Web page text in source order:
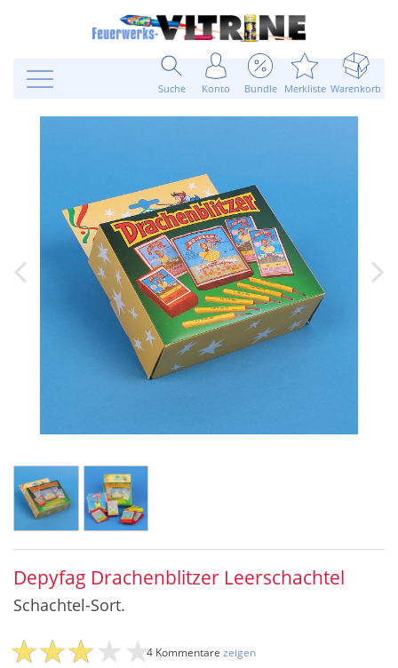
Suche Konto Bundle Merkliste Warenkorb
Depyfag Drachenblitzer Leerschachtel
Schachtel-Sort.
4 Kommentare zeigen